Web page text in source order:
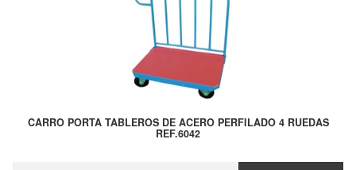
CARRO PORTA TABLEROS DE ACERO PERFILADO 4 RUEDAS
REF.6042